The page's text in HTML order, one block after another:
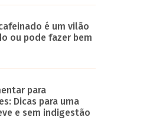
é um vilão
ou pode fazer bem
para
Dicas para uma
e sem indigestão